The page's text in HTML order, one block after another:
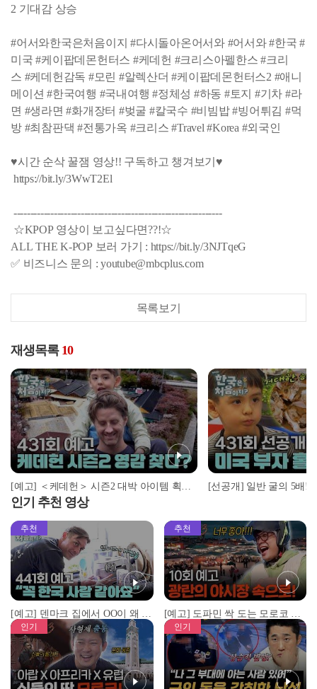
2 기대감 상승
#어서와한국은처음이지 #다시돌아온어서와 #어서와 #한국 #
미국 #케이팝데몬헌터스 #케데헌 #크리스아펠한스 #크리
스 #케데헌감독 #모린 #알렉산더 #케이팝데몬헌터스2 #애니
메이션 #한국여행 #국내여행 #정체성 #하동 #토지 #기차 #라
면 #생라면 #화개장터 #벚굴 #칼국수 #비빔밥 #빙어튀김 #먹
방 #최참판댁 #전통가옥 #크리스 #Travel #Korea #외국인
♥시간 순삭 꿀잼 영상!! 구독하고 챙겨보기♥
https://bit.ly/3WwT2El
--------------------------------------------------------------
☆KPOP 영상이 보고싶다면??!☆
ALL THE K-POP 보러 가기 : https://bit.ly/3NJTqeG
✅ 비즈니스 문의 : youtube@mbcplus.com
목록보기
재생목록 10
[예고] ＜케데헌＞ 시즌2 대박 아이템 획득?! 하동에서 계속되는 크리스 가족의 정체성
인기 추천 영상
추천
[예고] 덴마크 집에서 OO이 왜 나와...? 이상할 정도로 한국을 사랑하는 우리 형을 제보합니다!
추천
[예고] 도파민 싹 도는 모로코 야시장 투어!
인기 인기